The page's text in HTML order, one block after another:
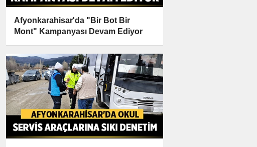
Afyonkarahisar'da "Bir Bot Bir
Mont" Kampanyası Devam Ediyor